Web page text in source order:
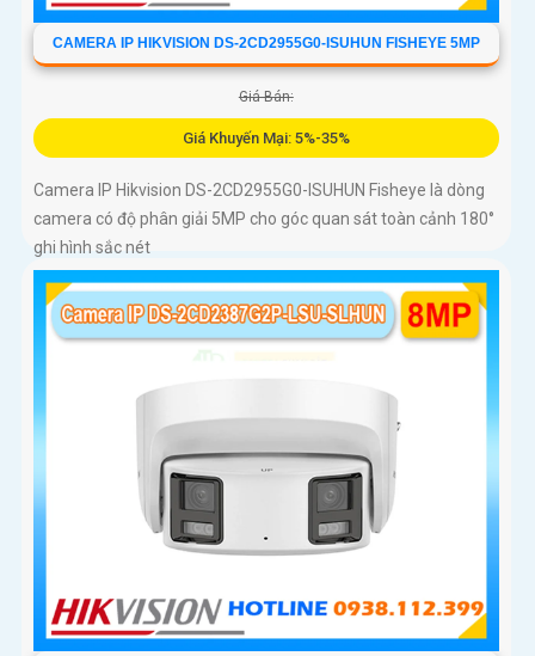
CAMERA IP HIKVISION DS-2CD2955G0-ISUHUN FISHEYE 5MP
Giá Bán:
Giá Khuyến Mại: 5%-35%
Camera IP Hikvision DS-2CD2955G0-ISUHUN Fisheye là dòng
camera có độ phân giải 5MP cho góc quan sát toàn cảnh 180°
ghi hình sắc nét